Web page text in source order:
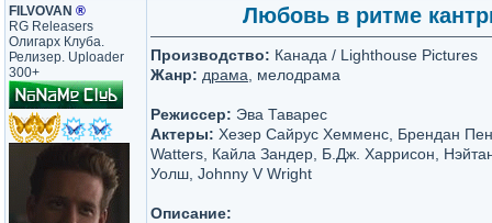
FILVOVAN ®
RG Releasers
Олигарх Клуба.
Релизер. Uploader
300+
Любовь в ритме
Производство: Канада / Lighthouse Pictures
Жанр: драма , мелодрама
Режиссер: Эва Таварес
Актеры: Хезер Сайрус Хемменс, Брендан
Watters, Кайла Зандер, Б.Дж. Харрисон,
Уолш, Johnny V Wright
Описание: